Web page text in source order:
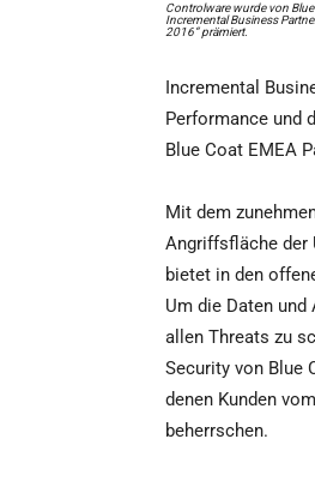
Controlware wurde von Blue
Incremental Business
2016“ prämiert.
Incremental
Performance und
Blue Coat EMEA
Mit dem
Angriffsfläche der
bietet in den
Um die Daten
allen Threats zu
Security von Blue
denen Kunden
beherrschen.